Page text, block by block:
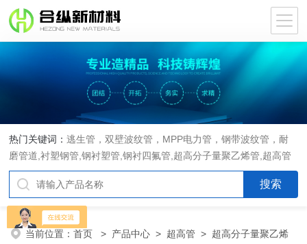
热门关键词：逃生管，双壁波纹管，MPP电力管，钢带波纹管，耐
磨管道,衬塑钢管,钢衬塑管,钢衬四氟管,超高分子量聚乙烯管,超高管
当前位置：首页 > 产品中心 > 超高管 > 超高分子量聚乙烯